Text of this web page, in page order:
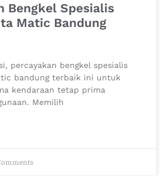
Bengkel Spesialis
Matic Bandung
percayakan bengkel spesialis
bandung terbaik ini untuk
kendaraan tetap prima
Memilih